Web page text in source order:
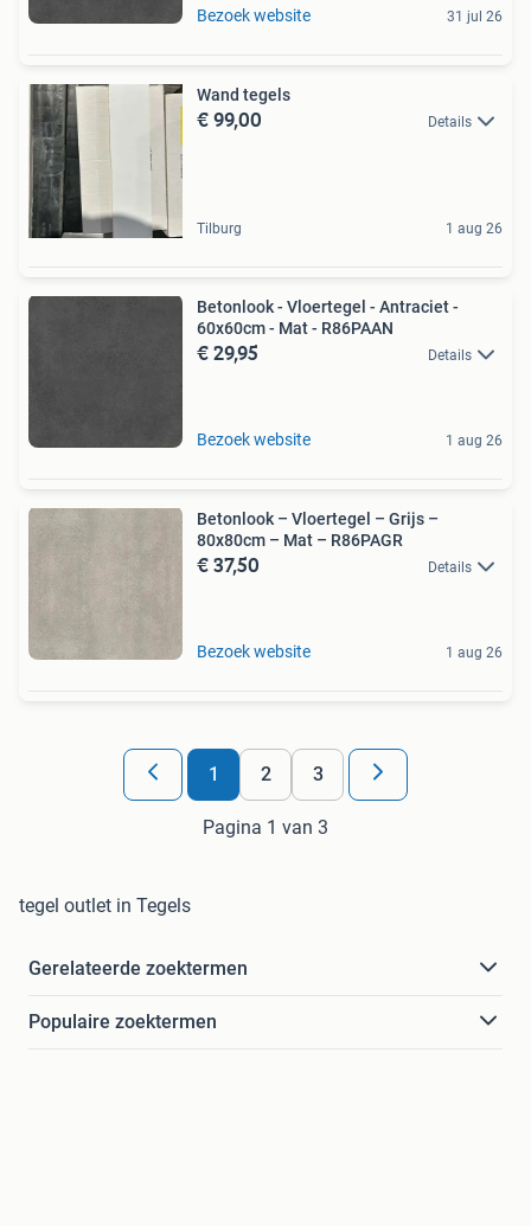
Bezoek website 31 jul 26
Wand tegels
€ 99,00 Details
Tilburg 1 aug 26
Betonlook - Vloertegel - Antraciet -
60x60cm - Mat - R86PAAN
€ 29,95 Details
Bezoek website 1 aug 26
Betonlook – Vloertegel – Grijs –
80x80cm – Mat – R86PAGR
€ 37,50 Details
Bezoek website 1 aug 26
1 2 3
Pagina 1 van 3
tegel outlet in Tegels
Gerelateerde zoektermen
Populaire zoektermen